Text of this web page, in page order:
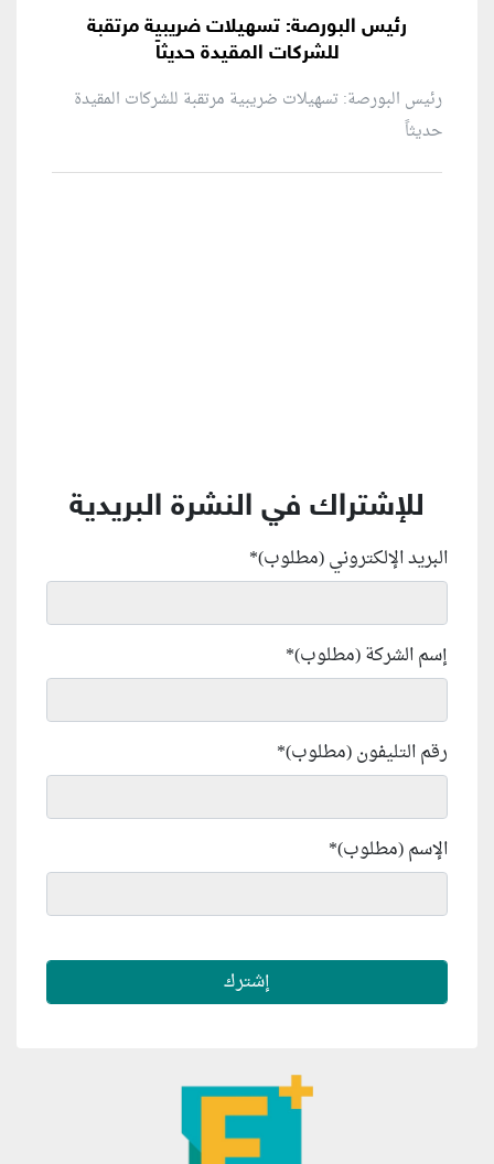
رئيس البورصة: تسهيلات ضريبية مرتقبة
للشركات المقيدة حديثاً
رئيس البورصة: تسهيلات ضريبية مرتقبة للشركات المقيدة
حديثاً
للإشتراك في النشرة البريدية
البريد الإلكتروني (مطلوب)*
إسم الشركة (مطلوب)*
رقم التليفون (مطلوب)*
الإسم (مطلوب)*